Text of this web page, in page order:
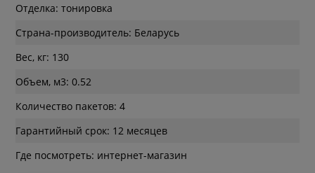
Отделка: тонировка
Страна-производитель: Беларусь
Вес, кг: 130
Объем, м3: 0.52
Количество пакетов: 4
Гарантийный срок: 12 месяцев
Где посмотреть: интернет-магазин